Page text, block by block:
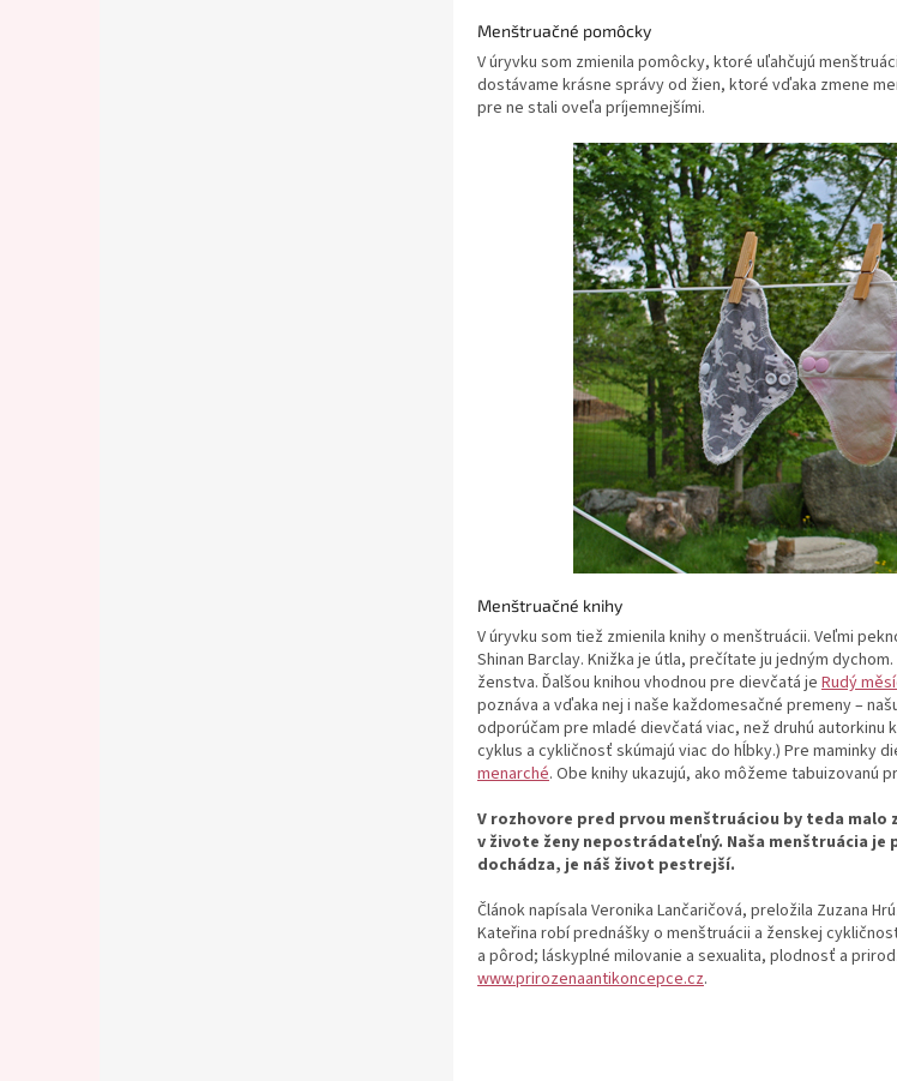
Menštruačné pomôcky
V úryvku som zmienila pomôcky, ktoré uľahčujú
dostávame krásne správy od žien, ktoré vďaka zmene
pre ne stali oveľa príjemnejšími.
Menštruačné knihy
V úryvku som tiež zmienila knihy o menštruácii. Veľmi
Shinan Barclay. Knižka je útla, prečítate ju jedným
ženstva. Ďalšou knihou vhodnou pre dievčatá je Rudý
poznáva a vďaka nej i naše každomesačné premeny –
odporúčam pre mladé dievčatá viac, než druhú autorkinu
cyklus a cykličnosť skúmajú viac do hĺbky.) Pre maminky
menarché. Obe knihy ukazujú, ako môžeme
V rozhovore pred prvou menštruáciou by teda
v živote ženy nepostrádateľný. Naša menštruácia je
dochádza, je náš život pestrejší.
Článok napísala Veronika Lančaričová, preložila Zuzana
Kateřina robí prednášky o menštruácii a ženskej
a pôrod; láskyplné milovanie a sexualita, plodnosť a
www.prirozenaantikoncepce.cz.